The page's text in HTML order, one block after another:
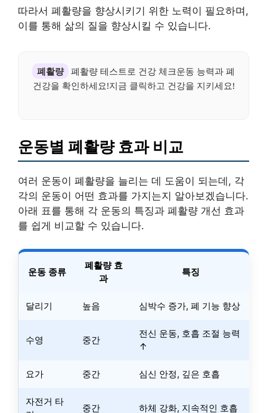
따라서 폐활량을 향상시키기 위한 노력이 필요하며,
이를 통해 삶의 질을 향상시킬 수 있습니다.
폐활량 폐활량 테스트로 건강 체크운동 능력과 폐
건강을 확인하세요!지금 클릭하고 건강을 지키세요!
운동별 폐활량 효과 비교
여러 운동이 폐활량을 늘리는 데 도움이 되는데, 각
각의 운동이 어떤 효과를 가지는지 알아보겠습니다.
아래 표를 통해 각 운동의 특징과 폐활량 개선 효과
를 쉽게 비교할 수 있습니다.
운동 종류
폐활량 효
과
특징
달리기 높음 심박수 증가, 폐 기능 향상
수영 중간
전신 운동, 호흡 조절 능력
↑
요가 중간 심신 안정, 깊은 호흡
자전거 타
중간 하체 강화, 지속적인 호흡